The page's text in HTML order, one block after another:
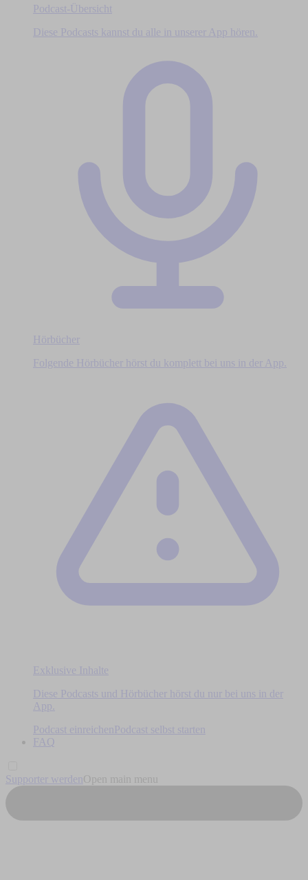
Podcast-Übersicht
Diese Podcasts kannst du alle in unserer App hören.
Hörbücher
Folgende Hörbücher hörst du komplett bei uns in der App.
Exklusive Inhalte
Diese Podcasts und Hörbücher hörst du nur bei uns in der
App.
Podcast einreichen
Podcast selbst starten
FAQ
Supporter werden Open main menu